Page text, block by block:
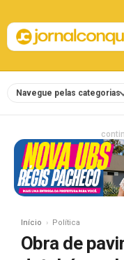
Navegue pelas categorias
Início Política
Obra de